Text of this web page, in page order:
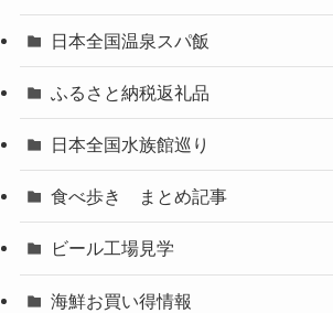
日本全国温泉スパ飯
ふるさと納税返礼品
日本全国水族館巡り
食べ歩き まとめ記事
ビール工場見学
海鮮お買い得情報